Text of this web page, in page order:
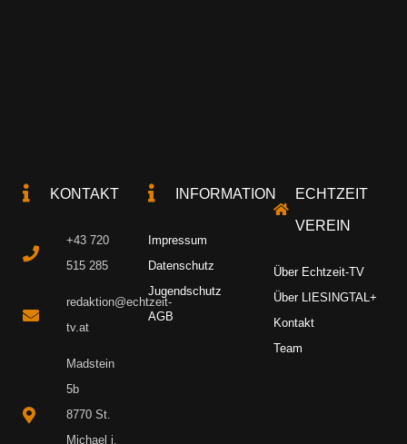
KONTAKT
+43 720
515 285
redaktion@echtzeit-
tv.at
Madstein
5b
8770 St.
Michael i.
INFORMATION
Impressum
Datenschutz
Jugendschutz
AGB
ECHTZEIT
VEREIN
Über Echtzeit-TV
Über LIESINGTAL+
Kontakt
Team